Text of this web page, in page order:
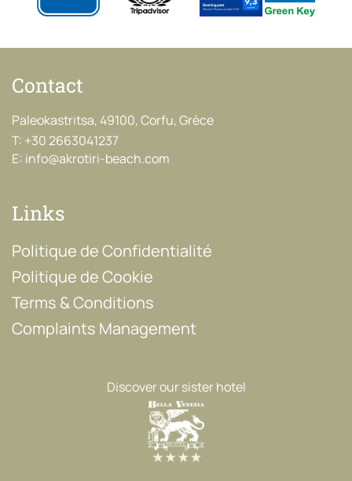
Contact
Paleokastritsa, 49100, Corfu, Grèce
T: +30 2663041237
E: info@akrotiri-beach.com
Links
Politique de Confidentialité
Politique de Cookie
Terms & Conditions
Complaints Management
Discover our sister hotel